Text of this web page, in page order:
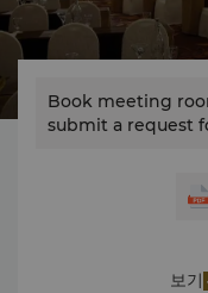
Book meeting
submit a request
보기